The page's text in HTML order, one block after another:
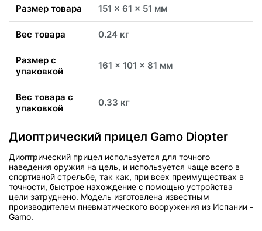
Размер товара 151 x 61 x 51 мм
Вес товара 0.24 кг
Размер с
упаковкой
161 x 101 x 81 мм
Вес товара с
упаковкой
0.33 кг
Диоптрический прицел Gamo Diopter
Диоптрический прицел используется для точного
наведения оружия на цель, и используется чаще всего в
спортивной стрельбе, так как, при всех преимуществах в
точности, быстрое нахождение с помощью устройства
цели затруднено. Модель изготовлена известным
производителем пневматического вооружения из Испании -
Gamo.